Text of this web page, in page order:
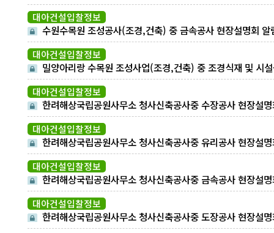
대아건설입찰정보
수원수목원 조성공사(조경,건축) 중 금속공사 현장설명회 알
대아건설입찰정보
밀양아리랑 수목원 조성사업(조경,건축) 중 조경식재 및 시
공사 현장설명회 알림
대아건설입찰정보
한려해상국립공원사무소 청사신축공사중 수장공사 현장설
알림
대아건설입찰정보
한려해상국립공원사무소 청사신축공사중 유리공사 현장설
알림
대아건설입찰정보
한려해상국립공원사무소 청사신축공사중 금속공사 현장설
알림
대아건설입찰정보
한려해상국립공원사무소 청사신축공사중 도장공사 현장설
알림